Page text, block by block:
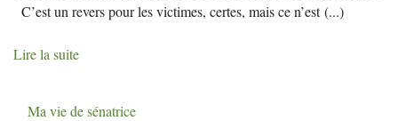
C’est un revers pour les victimes, certes, mais ce n’est(...)
Lire la suite
Ma vie de sénatrice